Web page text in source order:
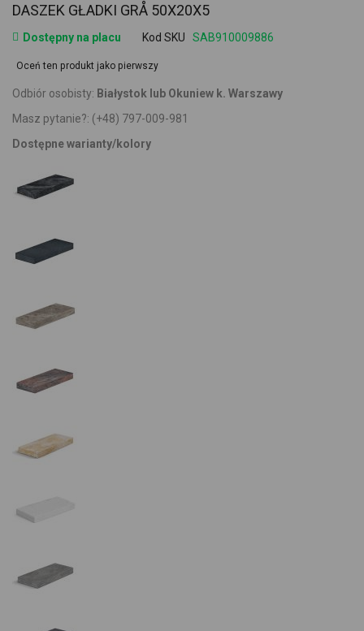
DASZEK GŁADKI GRÅ 50X20X5
Dostępny na placu Kod SKU SAB910009886
Oceń ten produkt jako pierwszy
Odbiór osobisty: Białystok lub Okuniew k. Warszawy
Masz pytanie?: (+48) 797-009-981
Dostępne warianty/kolory